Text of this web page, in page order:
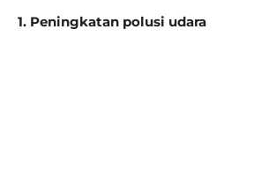
1. Peningkatan polusi udara